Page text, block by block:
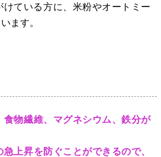
けている方に、米粉やオートミー
ます。
食物繊維、マグネシウム、鉄分が
上昇を防ぐことができるので、